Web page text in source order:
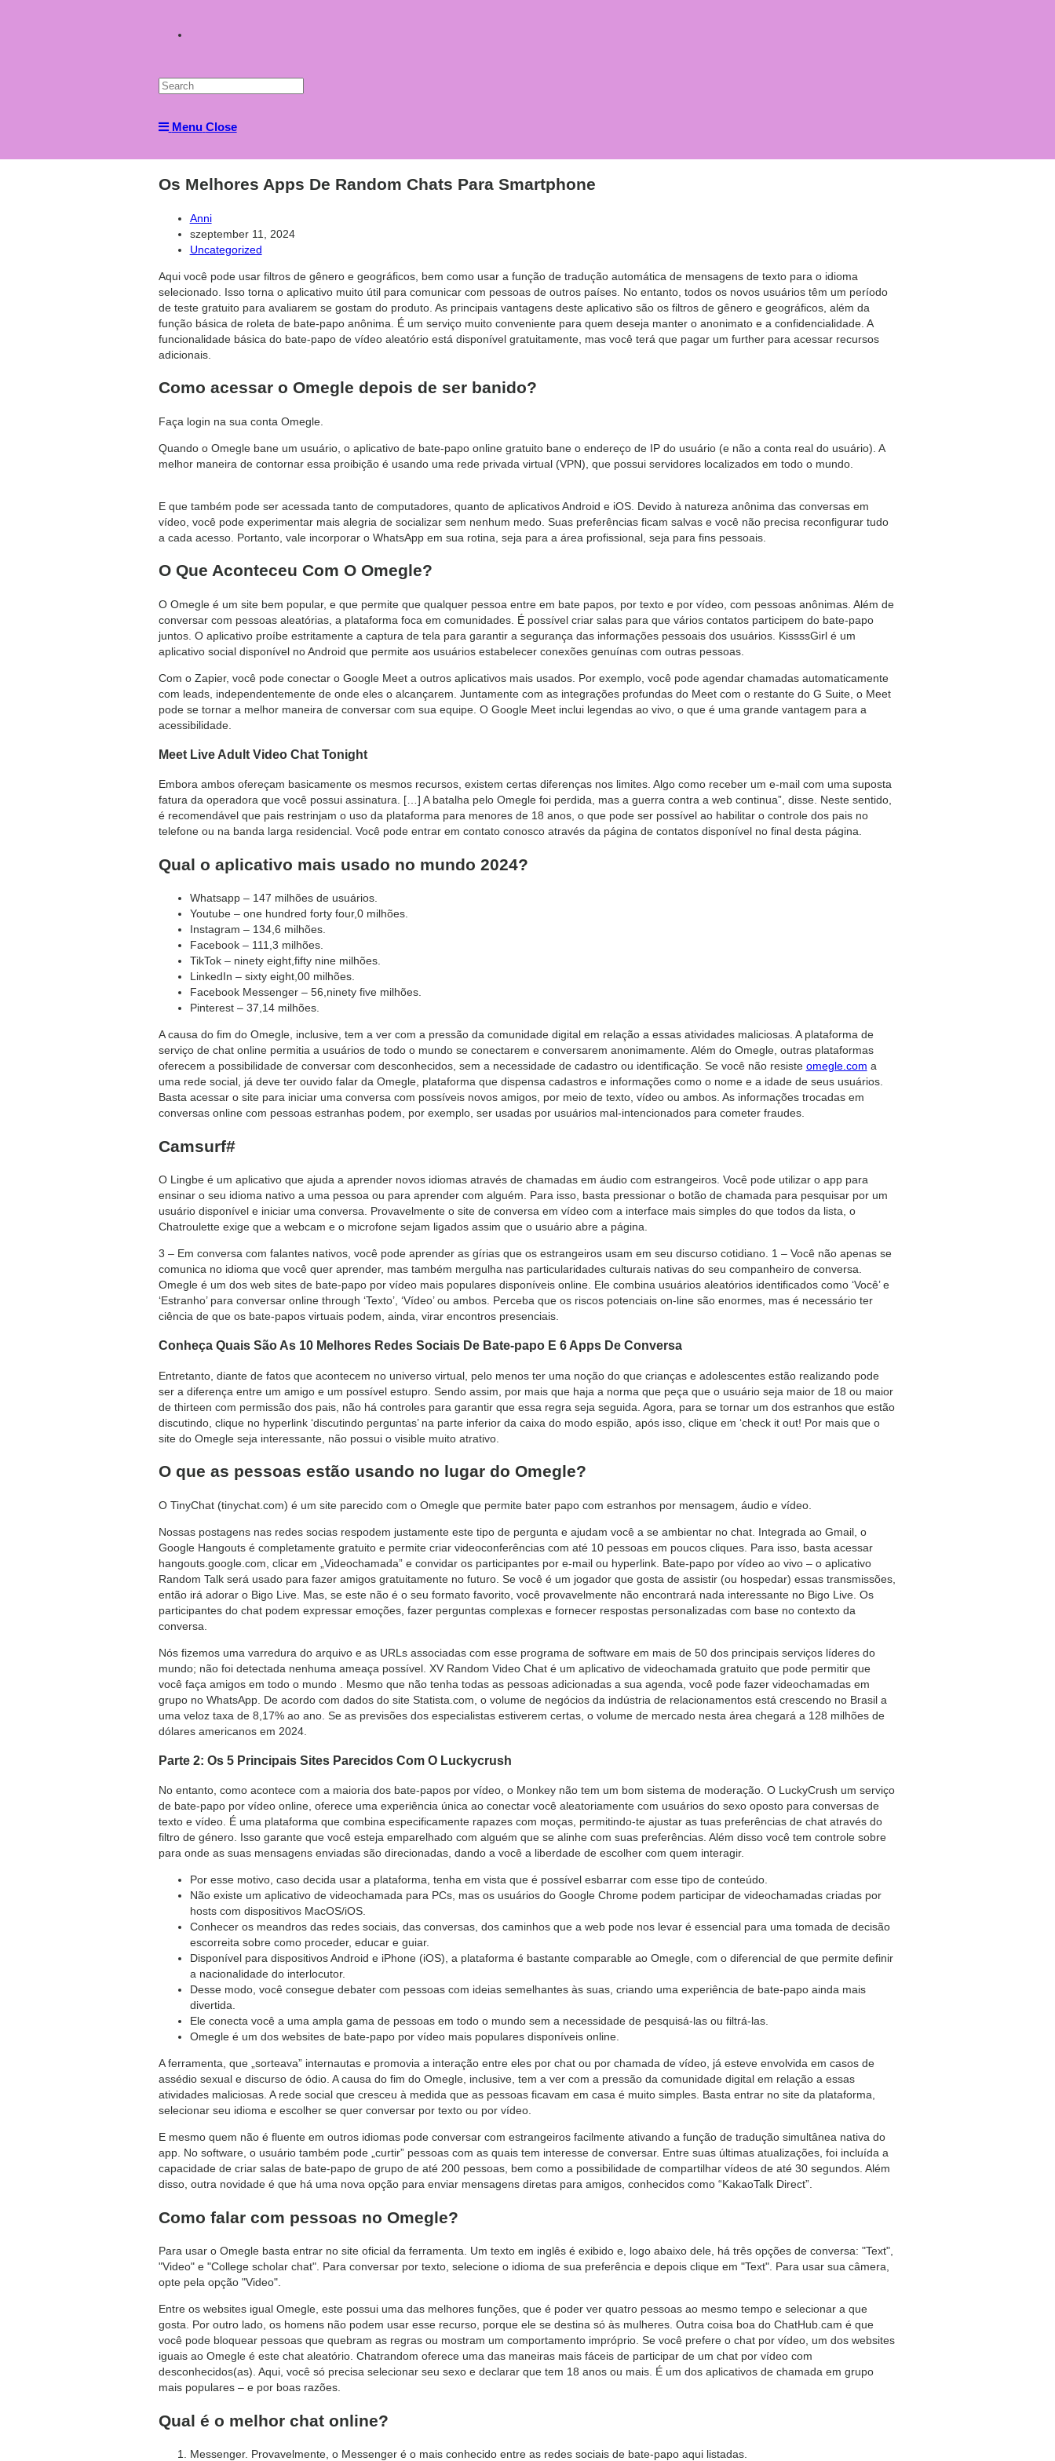
website
search
Menu Close
Os Melhores Apps De Random Chats Para Smartphone
Post
author:
Anni
Post
published:
szeptember 11, 2024
Post
Uncategorized
Aqui você pode usar filtros de gênero e geográficos, bem como usar a função de tradução automática de mensagens de texto para o idioma
selecionado. Isso torna o aplicativo muito útil para comunicar com pessoas de outros países. No entanto, todos os novos usuários têm um período
de teste gratuito para avaliarem se gostam do produto. As principais vantagens deste aplicativo são os filtros de gênero e geográficos, além da
função básica de roleta de bate-papo anônima. É um serviço muito conveniente para quem deseja manter o anonimato e a confidencialidade. A
funcionalidade básica do bate-papo de vídeo aleatório está disponível gratuitamente, mas você terá que pagar um further para acessar recursos
adicionais.
Como acessar o Omegle depois de ser banido?
Faça login na sua conta Omegle.
Quando o Omegle bane um usuário, o aplicativo de bate-papo online gratuito bane o endereço de IP do usuário (e não a conta real do usuário). A
melhor maneira de contornar essa proibição é usando uma rede privada virtual (VPN), que possui servidores localizados em todo o mundo.
E que também pode ser acessada tanto de computadores, quanto de aplicativos Android e iOS. Devido à natureza anônima das conversas em
vídeo, você pode experimentar mais alegria de socializar sem nenhum medo. Suas preferências ficam salvas e você não precisa reconfigurar tudo
a cada acesso. Portanto, vale incorporar o WhatsApp em sua rotina, seja para a área profissional, seja para fins pessoais.
O Que Aconteceu Com O Omegle?
O Omegle é um site bem popular, e que permite que qualquer pessoa entre em bate papos, por texto e por vídeo, com pessoas anônimas. Além de
conversar com pessoas aleatórias, a plataforma foca em comunidades. É possível criar salas para que vários contatos participem do bate-papo
juntos. O aplicativo proíbe estritamente a captura de tela para garantir a segurança das informações pessoais dos usuários. KissssGirl é um
aplicativo social disponível no Android que permite aos usuários estabelecer conexões genuínas com outras pessoas.
Com o Zapier, você pode conectar o Google Meet a outros aplicativos mais usados. Por exemplo, você pode agendar chamadas automaticamente
com leads, independentemente de onde eles o alcançarem. Juntamente com as integrações profundas do Meet com o restante do G Suite, o Meet
pode se tornar a melhor maneira de conversar com sua equipe. O Google Meet inclui legendas ao vivo, o que é uma grande vantagem para a
acessibilidade.
Meet Live Adult Video Chat Tonight
Embora ambos ofereçam basicamente os mesmos recursos, existem certas diferenças nos limites. Algo como receber um e-mail com uma suposta
fatura da operadora que você possui assinatura. […] A batalha pelo Omegle foi perdida, mas a guerra contra a web continua”, disse. Neste sentido,
é recomendável que pais restrinjam o uso da plataforma para menores de 18 anos, o que pode ser possível ao habilitar o controle dos pais no
telefone ou na banda larga residencial. Você pode entrar em contato conosco através da página de contatos disponível no final desta página.
Qual o aplicativo mais usado no mundo 2024?
Whatsapp – 147 milhões de usuários.
Youtube – one hundred forty four,0 milhões.
Instagram – 134,6 milhões.
Facebook – 111,3 milhões.
TikTok – ninety eight,fifty nine milhões.
LinkedIn – sixty eight,00 milhões.
Facebook Messenger – 56,ninety five milhões.
Pinterest – 37,14 milhões.
A causa do fim do Omegle, inclusive, tem a ver com a pressão da comunidade digital em relação a essas atividades maliciosas. A plataforma de
serviço de chat online permitia a usuários de todo o mundo se conectarem e conversarem anonimamente. Além do Omegle, outras plataformas
oferecem a possibilidade de conversar com desconhecidos, sem a necessidade de cadastro ou identificação. Se você não resiste omegle.com a
uma rede social, já deve ter ouvido falar da Omegle, plataforma que dispensa cadastros e informações como o nome e a idade de seus usuários.
Basta acessar o site para iniciar uma conversa com possíveis novos amigos, por meio de texto, vídeo ou ambos. As informações trocadas em
conversas online com pessoas estranhas podem, por exemplo, ser usadas por usuários mal-intencionados para cometer fraudes.
Camsurf#
O Lingbe é um aplicativo que ajuda a aprender novos idiomas através de chamadas em áudio com estrangeiros. Você pode utilizar o app para
ensinar o seu idioma nativo a uma pessoa ou para aprender com alguém. Para isso, basta pressionar o botão de chamada para pesquisar por um
usuário disponível e iniciar uma conversa. Provavelmente o site de conversa em vídeo com a interface mais simples do que todos da lista, o
Chatroulette exige que a webcam e o microfone sejam ligados assim que o usuário abre a página.
3 – Em conversa com falantes nativos, você pode aprender as gírias que os estrangeiros usam em seu discurso cotidiano. 1 – Você não apenas se
comunica no idioma que você quer aprender, mas também mergulha nas particularidades culturais nativas do seu companheiro de conversa.
Omegle é um dos web sites de bate-papo por vídeo mais populares disponíveis online. Ele combina usuários aleatórios identificados como ‘Você’ e
‘Estranho’ para conversar online through ‘Texto’, ‘Vídeo’ ou ambos. Perceba que os riscos potenciais on-line são enormes, mas é necessário ter
ciência de que os bate-papos virtuais podem, ainda, virar encontros presenciais.
Conheça Quais São As 10 Melhores Redes Sociais De Bate-papo E 6 Apps De Conversa
Entretanto, diante de fatos que acontecem no universo virtual, pelo menos ter uma noção do que crianças e adolescentes estão realizando pode
ser a diferença entre um amigo e um possível estupro. Sendo assim, por mais que haja a norma que peça que o usuário seja maior de 18 ou maior
de thirteen com permissão dos pais, não há controles para garantir que essa regra seja seguida. Agora, para se tornar um dos estranhos que estão
discutindo, clique no hyperlink ‘discutindo perguntas’ na parte inferior da caixa do modo espião, após isso, clique em ‘check it out! Por mais que o
site do Omegle seja interessante, não possui o visible muito atrativo.
O que as pessoas estão usando no lugar do Omegle?
O TinyChat (tinychat.com) é um site parecido com o Omegle que permite bater papo com estranhos por mensagem, áudio e vídeo.
Nossas postagens nas redes socias respodem justamente este tipo de pergunta e ajudam você a se ambientar no chat. Integrada ao Gmail, o
Google Hangouts é completamente gratuito e permite criar videoconferências com até 10 pessoas em poucos cliques. Para isso, basta acessar
hangouts.google.com, clicar em „Videochamada” e convidar os participantes por e-mail ou hyperlink. Bate-papo por vídeo ao vivo – o aplicativo
Random Talk será usado para fazer amigos gratuitamente no futuro. Se você é um jogador que gosta de assistir (ou hospedar) essas transmissões,
então irá adorar o Bigo Live. Mas, se este não é o seu formato favorito, você provavelmente não encontrará nada interessante no Bigo Live. Os
participantes do chat podem expressar emoções, fazer perguntas complexas e fornecer respostas personalizadas com base no contexto da
conversa.
Nós fizemos uma varredura do arquivo e as URLs associadas com esse programa de software em mais de 50 dos principais serviços líderes do
mundo; não foi detectada nenhuma ameaça possível. XV Random Video Chat é um aplicativo de videochamada gratuito que pode permitir que
você faça amigos em todo o mundo . Mesmo que não tenha todas as pessoas adicionadas a sua agenda, você pode fazer videochamadas em
grupo no WhatsApp. De acordo com dados do site Statista.com, o volume de negócios da indústria de relacionamentos está crescendo no Brasil a
uma veloz taxa de 8,17% ao ano. Se as previsões dos especialistas estiverem certas, o volume de mercado nesta área chegará a 128 milhões de
dólares americanos em 2024.
Parte 2: Os 5 Principais Sites Parecidos Com O Luckycrush
No entanto, como acontece com a maioria dos bate-papos por vídeo, o Monkey não tem um bom sistema de moderação. O LuckyCrush um serviço
de bate-papo por vídeo online, oferece uma experiência única ao conectar você aleatoriamente com usuários do sexo oposto para conversas de
texto e vídeo. É uma plataforma que combina especificamente rapazes com moças, permitindo-te ajustar as tuas preferências de chat através do
filtro de género. Isso garante que você esteja emparelhado com alguém que se alinhe com suas preferências. Além disso você tem controle sobre
para onde as suas mensagens enviadas são direcionadas, dando a você a liberdade de escolher com quem interagir.
Por esse motivo, caso decida usar a plataforma, tenha em vista que é possível esbarrar com esse tipo de conteúdo.
Não existe um aplicativo de videochamada para PCs, mas os usuários do Google Chrome podem participar de videochamadas criadas por
hosts com dispositivos MacOS/iOS.
Conhecer os meandros das redes sociais, das conversas, dos caminhos que a web pode nos levar é essencial para uma tomada de decisão
escorreita sobre como proceder, educar e guiar.
Disponível para dispositivos Android e iPhone (iOS), a plataforma é bastante comparable ao Omegle, com o diferencial de que permite definir
a nacionalidade do interlocutor.
Desse modo, você consegue debater com pessoas com ideias semelhantes às suas, criando uma experiência de bate-papo ainda mais
divertida.
Ele conecta você a uma ampla gama de pessoas em todo o mundo sem a necessidade de pesquisá-las ou filtrá-las.
Omegle é um dos websites de bate-papo por vídeo mais populares disponíveis online.
A ferramenta, que „sorteava” internautas e promovia a interação entre eles por chat ou por chamada de vídeo, já esteve envolvida em casos de
assédio sexual e discurso de ódio. A causa do fim do Omegle, inclusive, tem a ver com a pressão da comunidade digital em relação a essas
atividades maliciosas. A rede social que cresceu à medida que as pessoas ficavam em casa é muito simples. Basta entrar no site da plataforma,
selecionar seu idioma e escolher se quer conversar por texto ou por vídeo.
E mesmo quem não é fluente em outros idiomas pode conversar com estrangeiros facilmente ativando a função de tradução simultânea nativa do
app. No software, o usuário também pode „curtir” pessoas com as quais tem interesse de conversar. Entre suas últimas atualizações, foi incluída a
capacidade de criar salas de bate-papo de grupo de até 200 pessoas, bem como a possibilidade de compartilhar vídeos de até 30 segundos. Além
disso, outra novidade é que há uma nova opção para enviar mensagens diretas para amigos, conhecidos como “KakaoTalk Direct”.
Como falar com pessoas no Omegle?
Para usar o Omegle basta entrar no site oficial da ferramenta. Um texto em inglês é exibido e, logo abaixo dele, há três opções de conversa: "Text",
"Video" e "College scholar chat". Para conversar por texto, selecione o idioma de sua preferência e depois clique em "Text". Para usar sua câmera,
opte pela opção "Video".
Entre os websites igual Omegle, este possui uma das melhores funções, que é poder ver quatro pessoas ao mesmo tempo e selecionar a que
gosta. Por outro lado, os homens não podem usar esse recurso, porque ele se destina só às mulheres. Outra coisa boa do ChatHub.cam é que
você pode bloquear pessoas que quebram as regras ou mostram um comportamento impróprio. Se você prefere o chat por vídeo, um dos websites
iguais ao Omegle é este chat aleatório. Chatrandom oferece uma das maneiras mais fáceis de participar de um chat por vídeo com
desconhecidos(as). Aqui, você só precisa selecionar seu sexo e declarar que tem 18 anos ou mais. É um dos aplicativos de chamada em grupo
mais populares – e por boas razões.
Qual é o melhor chat online?
Messenger. Provavelmente, o Messenger é o mais conhecido entre as redes sociais de bate-papo aqui listadas.